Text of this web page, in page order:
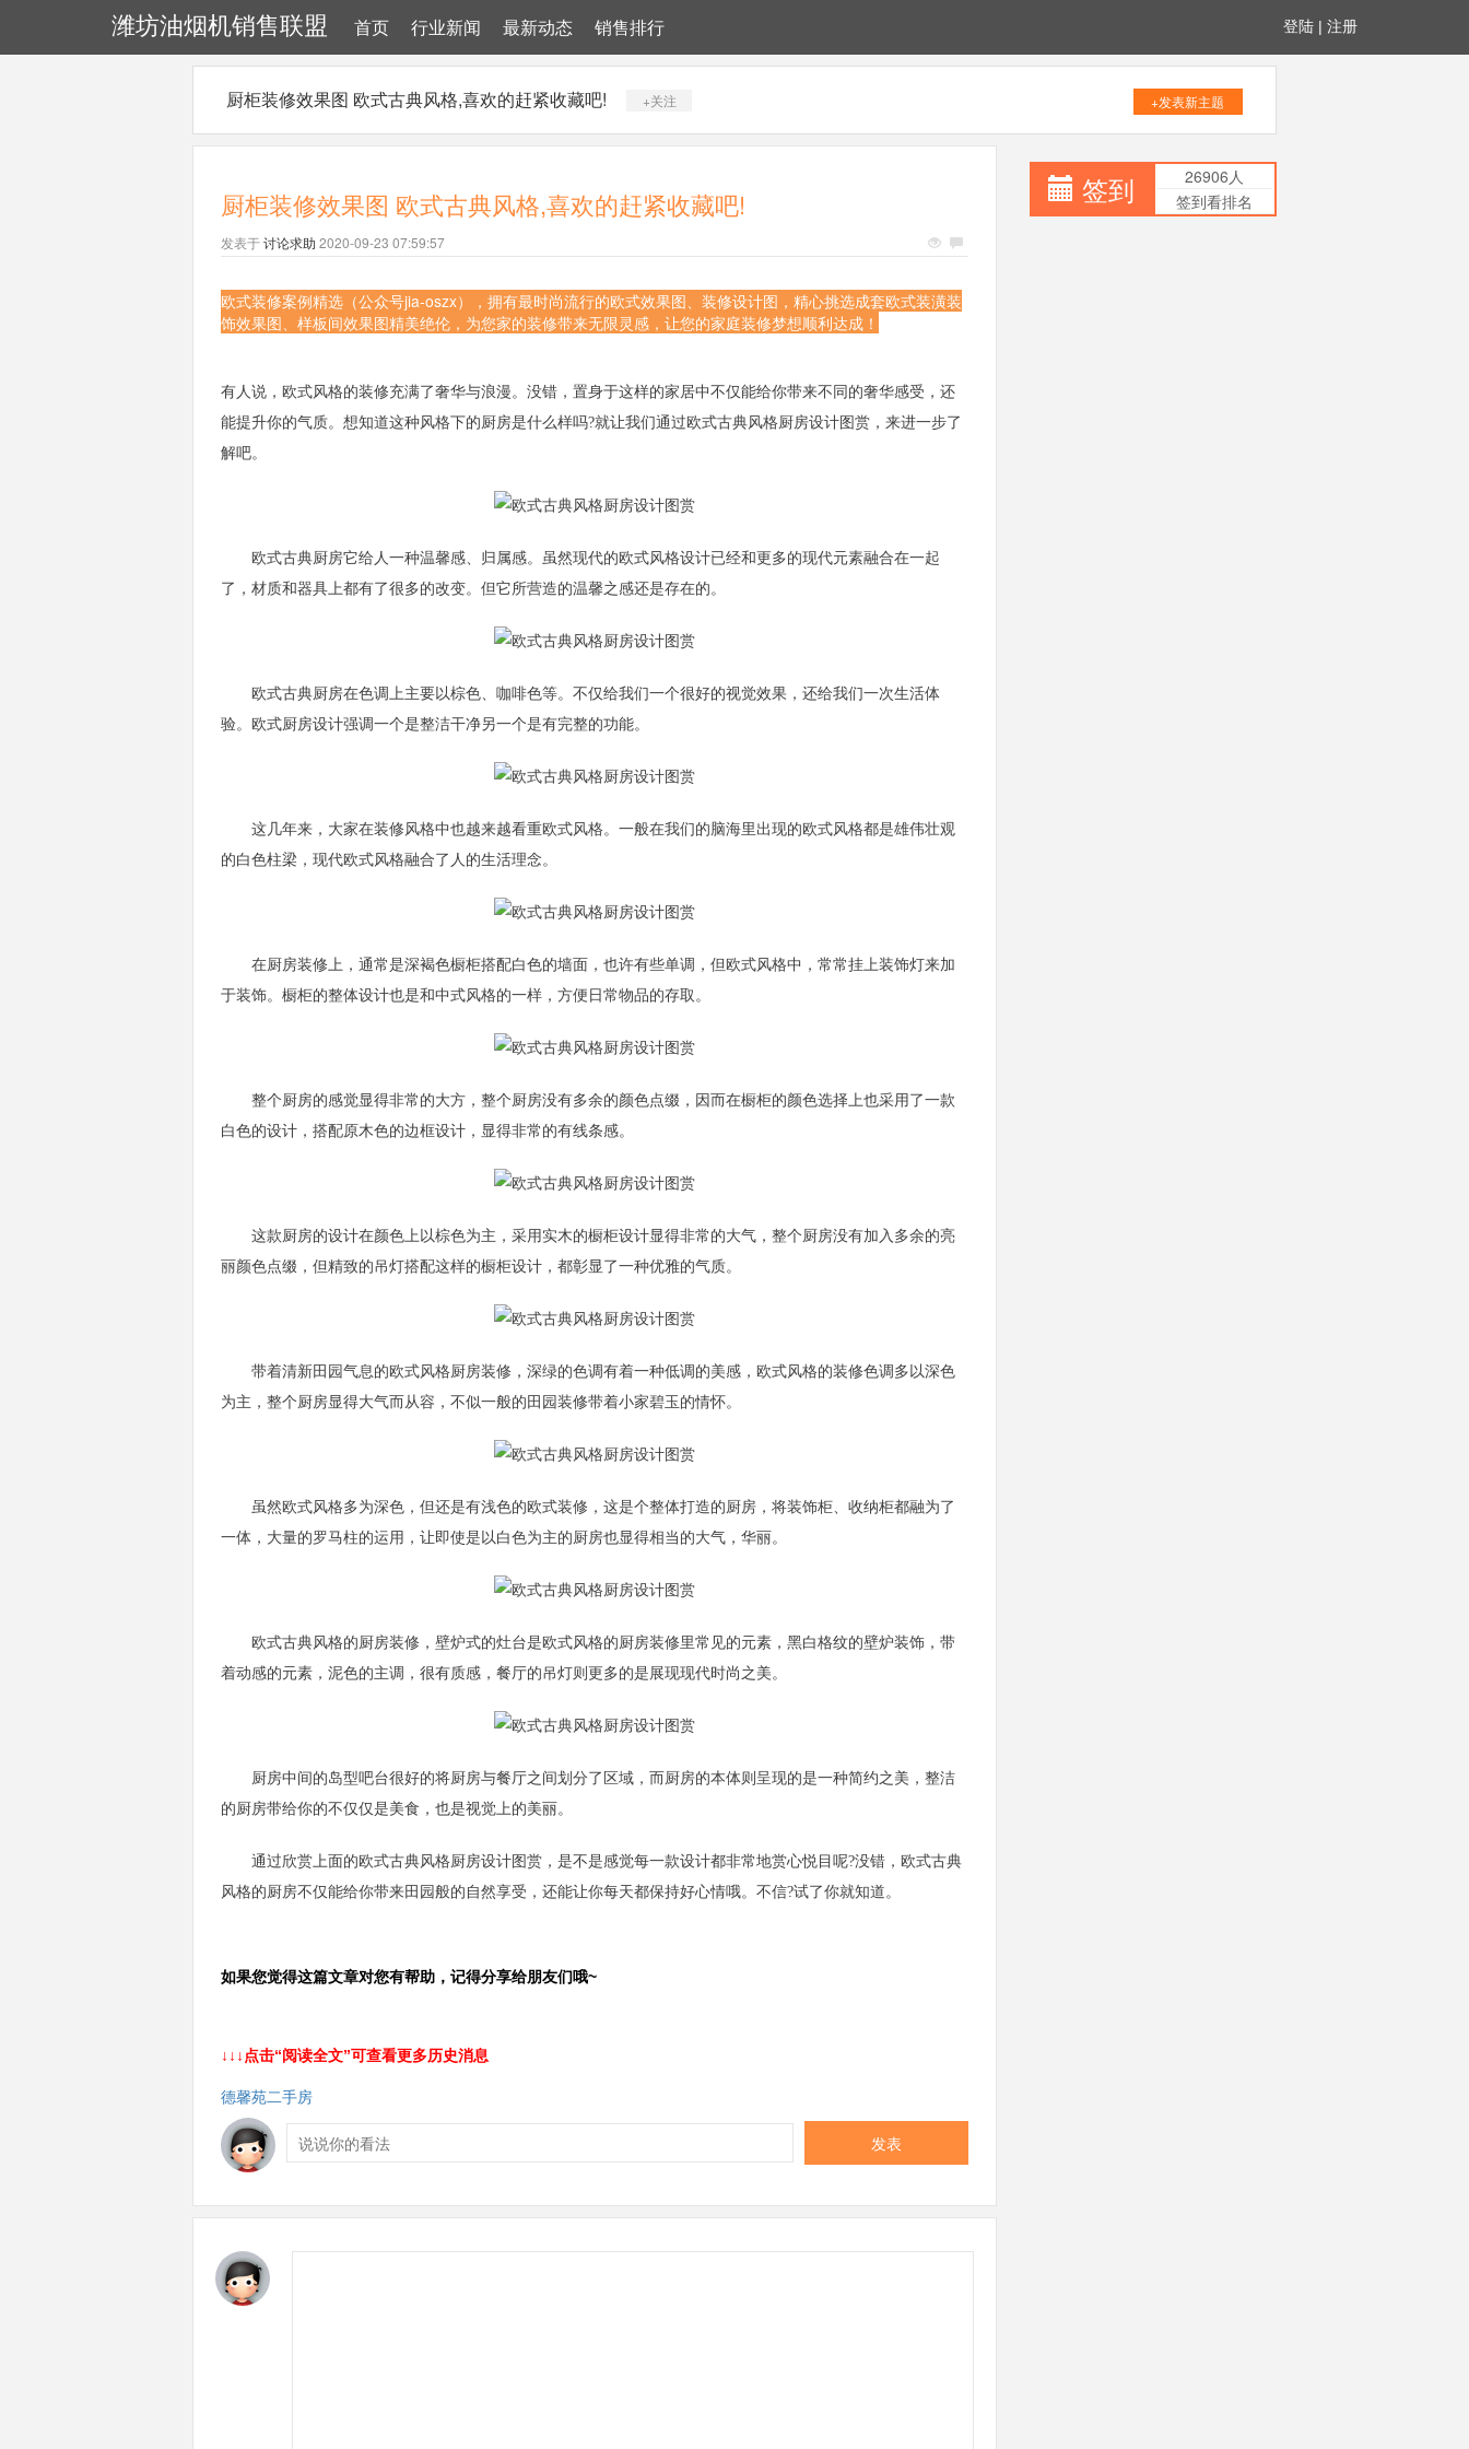
潍坊油烟机销售联盟 首页 行业新闻 最新动态 销售排行 登陆 | 注册
厨柜装修效果图 欧式古典风格,喜欢的赶紧收藏吧! +关注 +发表新主题
厨柜装修效果图 欧式古典风格,喜欢的赶紧收藏吧!
发表于讨论求助 2020-09-23 07:59:57
欧式装修案例精选（公众号jia-oszx），拥有最时尚流行的欧式效果图、装修设计图，精心挑选成套欧式装潢装
饰效果图、样板间效果图精美绝伦，为您家的装修带来无限灵感，让您的家庭装修梦想顺利达成！
有人说，欧式风格的装修充满了奢华与浪漫。没错，置身于这样的家居中不仅能给你带来不同的奢华感受，还
能提升你的气质。想知道这种风格下的厨房是什么样吗?就让我们通过欧式古典风格厨房设计图赏，来进一步了
解吧。
欧式古典厨房它给人一种温馨感、归属感。虽然现代的欧式风格设计已经和更多的现代元素融合在一起
了，材质和器具上都有了很多的改变。但它所营造的温馨之感还是存在的。
欧式古典厨房在色调上主要以棕色、咖啡色等。不仅给我们一个很好的视觉效果，还给我们一次生活体
验。欧式厨房设计强调一个是整洁干净另一个是有完整的功能。
这几年来，大家在装修风格中也越来越看重欧式风格。一般在我们的脑海里出现的欧式风格都是雄伟壮观
的白色柱梁，现代欧式风格融合了人的生活理念。
在厨房装修上，通常是深褐色橱柜搭配白色的墙面，也许有些单调，但欧式风格中，常常挂上装饰灯来加
于装饰。橱柜的整体设计也是和中式风格的一样，方便日常物品的存取。
整个厨房的感觉显得非常的大方，整个厨房没有多余的颜色点缀，因而在橱柜的颜色选择上也采用了一款
白色的设计，搭配原木色的边框设计，显得非常的有线条感。
这款厨房的设计在颜色上以棕色为主，采用实木的橱柜设计显得非常的大气，整个厨房没有加入多余的亮
丽颜色点缀，但精致的吊灯搭配这样的橱柜设计，都彰显了一种优雅的气质。
带着清新田园气息的欧式风格厨房装修，深绿的色调有着一种低调的美感，欧式风格的装修色调多以深色
为主，整个厨房显得大气而从容，不似一般的田园装修带着小家碧玉的情怀。
虽然欧式风格多为深色，但还是有浅色的欧式装修，这是个整体打造的厨房，将装饰柜、收纳柜都融为了
一体，大量的罗马柱的运用，让即使是以白色为主的厨房也显得相当的大气，华丽。
欧式古典风格的厨房装修，壁炉式的灶台是欧式风格的厨房装修里常见的元素，黑白格纹的壁炉装饰，带
着动感的元素，泥色的主调，很有质感，餐厅的吊灯则更多的是展现现代时尚之美。
厨房中间的岛型吧台很好的将厨房与餐厅之间划分了区域，而厨房的本体则呈现的是一种简约之美，整洁
的厨房带给你的不仅仅是美食，也是视觉上的美丽。
通过欣赏上面的欧式古典风格厨房设计图赏，是不是感觉每一款设计都非常地赏心悦目呢?没错，欧式古典
风格的厨房不仅能给你带来田园般的自然享受，还能让你每天都保持好心情哦。不信?试了你就知道。
如果您觉得这篇文章对您有帮助，记得分享给朋友们哦~
↓↓↓点击“阅读全文”可查看更多历史消息
德馨苑二手房
发表
签到
26906人
签到看排名